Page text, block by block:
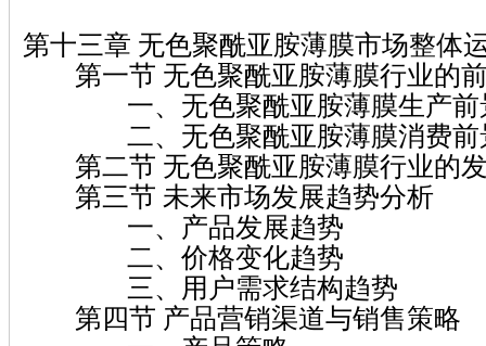
第十三章 无色聚酰亚胺薄膜市场整体
第一节 无色聚酰亚胺薄膜行业的
一、无色聚酰亚胺薄膜生产前
二、无色聚酰亚胺薄膜消费前
第二节 无色聚酰亚胺薄膜行业的
第三节 未来市场发展趋势分析
一、产品发展趋势
二、价格变化趋势
三、用户需求结构趋势
第四节 产品营销渠道与销售策略